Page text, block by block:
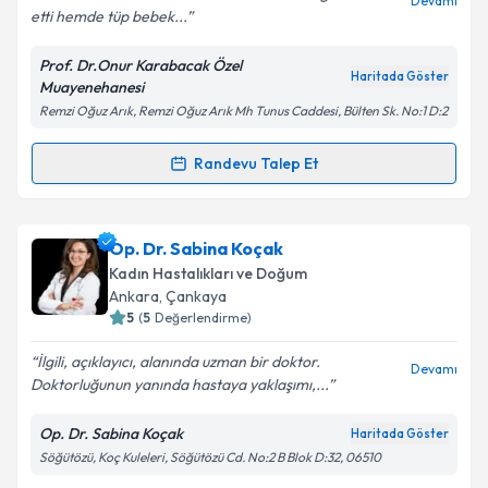
Kişisel verilerimin işlenmesine ilişkin
Metni'ni okudum ve kişisel verilerimin belirtilen
kapsamda işlenmesini kabul ediyorum.
etti hemde tüp bebek...
Prof. Dr.Onur Karabacak Özel
Muayenehanesi
Haritada Göster
Remzi Oğuz Arık, Remzi Oğuz Arık Mh Tunus Caddesi, Bülten Sk. No:1 D:2
Randevu Talep Et
Randevu Takvimi Talebi
Prof. Dr. Onur Karabacakiçin randevu takvimi
talebi oluşturun. Size bu uzmandan randevu almanız
için bir takvim hazırlandığında e-posta ile
bilgilendireceğiz.
E-posta Adresiniz
Kişisel verilerimin işlenmesine ilişkinAydınlatma
Op. Dr. Sabina Koçak
Kadın Hastalıkları ve Doğum
Ankara, Çankaya
5 (5 Değerlendirme)
İlgili, açıklayıcı, alanında uzman bir doktor.
Doktorluğunun yanında hastaya yaklaşımı,...
Devamı
Op. Dr. Sabina Koçak Haritada Göster
Söğütözü, Koç Kuleleri, Söğütözü Cd. No:2 B Blok D:32, 06510